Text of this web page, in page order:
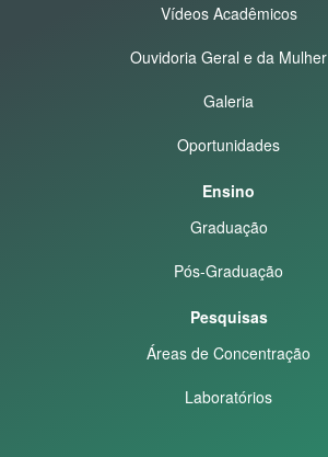
Vídeos Acadêmicos
Ouvidoria Geral e da Mulher
Galeria
Oportunidades
Ensino
Graduação
Pós-Graduação
Pesquisas
Áreas de Concentração
Laboratórios